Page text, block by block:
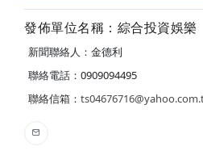
發佈單位名稱：綜合投資娛樂
新聞聯絡人：金德利
聯絡電話：0909094495
聯絡信箱：